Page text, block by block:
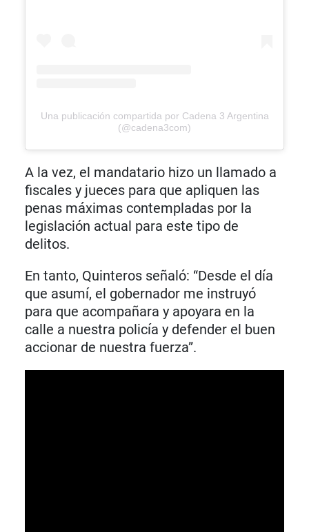
Una publicación compartida por Cadena 3 Argentina
(@cadena3com)
A la vez, el mandatario hizo un llamado a
fiscales y jueces para que apliquen las
penas máximas contempladas por la
legislación actual para este tipo de
delitos.
En tanto, Quinteros señaló: “Desde el día
que asumí, el gobernador me instruyó
para que acompañara y apoyara en la
calle a nuestra policía y defender el buen
accionar de nuestra fuerza”.